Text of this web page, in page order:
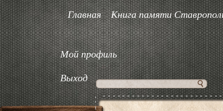
Главная Книга памяти
Мой профиль
Выход